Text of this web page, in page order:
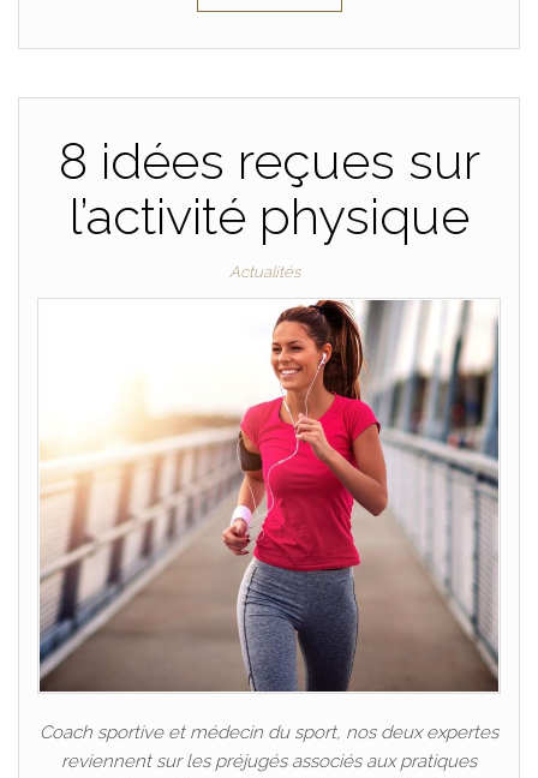
8 idées reçues sur
l’activité physique
Actualités
Coach sportive et médecin du sport, nos deux expertes
reviennent sur les préjugés associés aux pratiques